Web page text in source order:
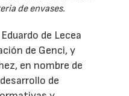
de envases.
de Lecea
de Genci, y
en nombre de
de